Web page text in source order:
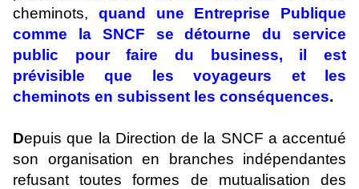
cheminots, quand une Entreprise Publique
comme la SNCF se détourne du service
public pour faire du business, il est
prévisible que les voyageurs et les
cheminots en subissent les conséquences.
Depuis que la Direction de la SNCF a accentué
son organisation en branches indépendantes
refusant toutes formes de mutualisation des